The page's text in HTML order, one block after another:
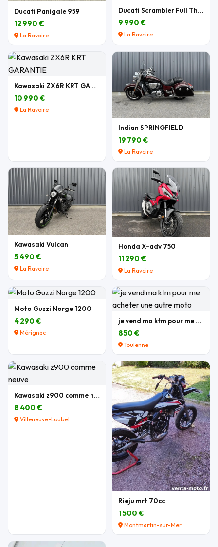
Ducati Panigale 959
12 990 €
La Ravoire
Ducati Scrambler Full Throttle 803 cm3
9 990 €
La Ravoire
Kawasaki ZX6R KRT GARANTIE
10 990 €
La Ravoire
Indian SPRINGFIELD
19 790 €
La Ravoire
Kawasaki Vulcan
5 490 €
La Ravoire
Honda X-adv 750
11 290 €
La Ravoire
Moto Guzzi Norge 1200
4 290 €
Mérignac
je vend ma ktm pour me acheter une autre moto
850 €
Toulenne
Kawasaki z900 comme neuve
8 400 €
Villeneuve-Loubet
Rieju mrt 70cc
1 500 €
Montmartin-sur-Mer